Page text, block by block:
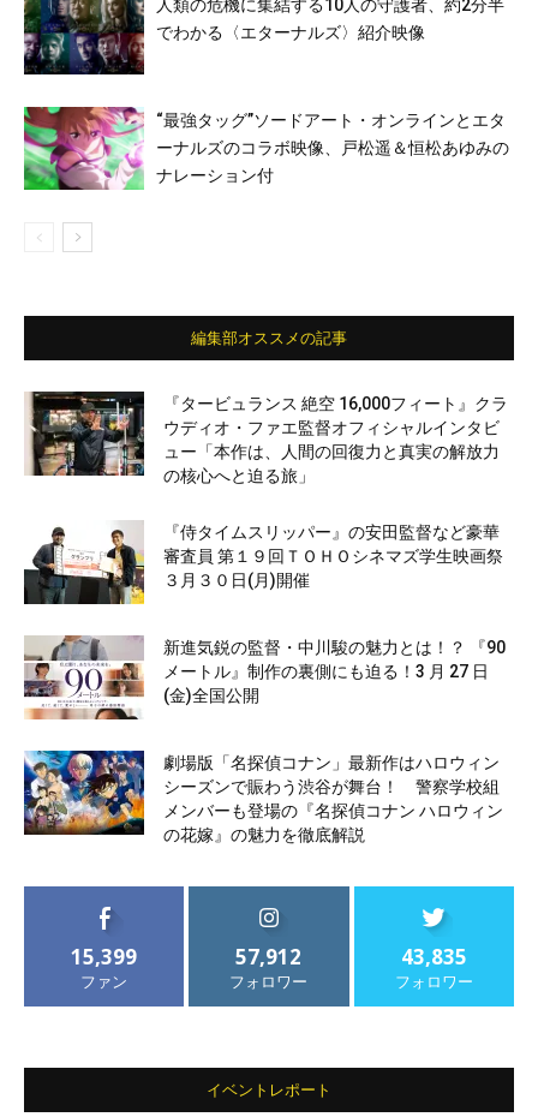
人類の危機に集結する10人の守護者、約2分半
でわかる〈エターナルズ〉紹介映像
“最強タッグ”ソードアート・オンラインとエタ
ーナルズのコラボ映像、戸松遥＆恒松あゆみの
ナレーション付
編集部オススメの記事
『タービュランス 絶空 16,000フィート』クラ
ウディオ・ファエ監督オフィシャルインタビ
ュー「本作は、人間の回復力と真実の解放力
の核心へと迫る旅」
『侍タイムスリッパー』の安田監督など豪華
審査員 第１９回ＴＯＨＯシネマズ学生映画祭
３月３０日(月)開催
新進気鋭の監督・中川駿の魅力とは！？ 『90
メートル』制作の裏側にも迫る！3 月 27 日
(金)全国公開
劇場版「名探偵コナン」最新作はハロウィン
シーズンで賑わう渋谷が舞台！ 警察学校組
メンバーも登場の『名探偵コナン ハロウィン
の花嫁』の魅力を徹底解説
15,399
ファン
57,912
フォロワー
43,835
フォロワー
イベントレポート